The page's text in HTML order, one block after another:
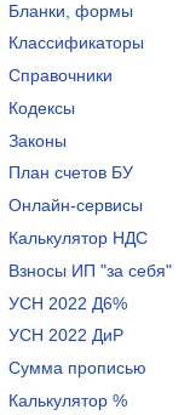
Бланки, формы
Классификаторы
Справочники
Кодексы
Законы
План счетов БУ
Онлайн-сервисы
Калькулятор НДС
Взносы ИП "за себя"
УСН 2022 Д6%
УСН 2022 ДиР
Сумма прописью
Калькулятор %